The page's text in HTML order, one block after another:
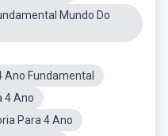
Mundo Do
Ano Fundamental
4 Ano
Para 4 Ano